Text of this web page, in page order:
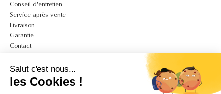
Salut c'est nous...
les Cookies !
Conseil d'entretien
Service après vente
Livraison
Garantie
Contact
Mon compte